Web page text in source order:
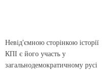
Невід'ємною сторінкою історії
КПІ є його участь у
загальнодемократичному русі